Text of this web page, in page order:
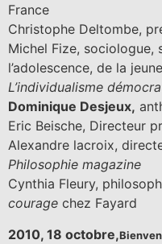
France
Christophe Deltombe,
Michel Fize, sociologue,
l’adolescence, de la
L’individualisme
Dominique Desjeux,
Eric Beische, Directeur
Alexandre lacroix,
Philosophie magazine
Cynthia Fleury,
courage chez Fayard
2010, 18 octobre,